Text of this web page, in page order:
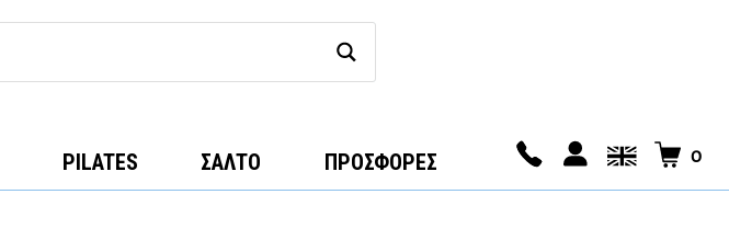
PILATES ΣΑΛΤΟ ΠΡΟΣΦΟΡΕΣ 0